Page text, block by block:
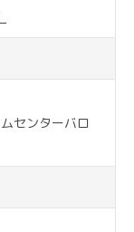
センターバロ